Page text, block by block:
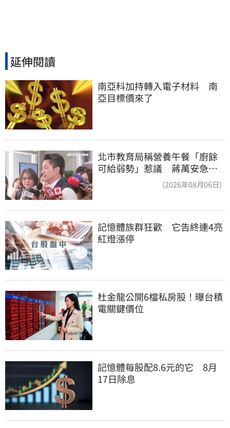
延伸閱讀
南亞科加持轉入電子材料　南
亞目標價來了
北市教育局稱營養午餐「廚餘
可給弱勢」惹議 蔣萬安急
(2026年08月06日)
記憶體族群狂歡　它告終連4亮
紅燈漲停
杜金龍公開6檔私房股！曝台積
電關鍵價位
記憶體每股配8.6元的它　8月
17日除息